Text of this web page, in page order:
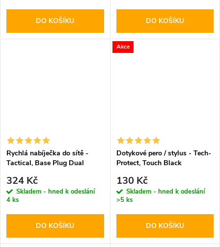
DO KOŠÍKU DO KOŠÍKU
Rychlá nabíječka do sítě -
Tactical, Base Plug Dual
324 Kč
Skladem - hned k odeslání
4 ks
DO KOŠÍKU
Akce
Dotykové pero / stylus - Tech-
Protect, Touch Black
130 Kč
Skladem - hned k odeslání
>5 ks
DO KOŠÍKU